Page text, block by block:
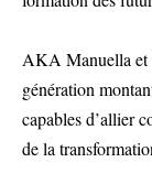
AKA Manuella et
génération
capables d’allier
de la